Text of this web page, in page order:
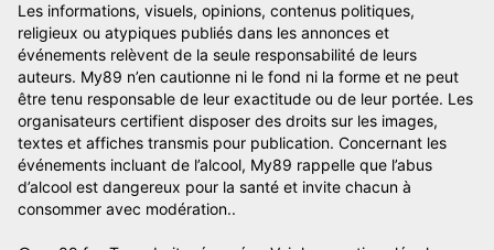
Les informations, visuels, opinions, contenus politiques,
religieux ou atypiques publiés dans les annonces et
événements relèvent de la seule responsabilité de leurs
auteurs. My89 n’en cautionne ni le fond ni la forme et ne peut
être tenu responsable de leur exactitude ou de leur portée. Les
organisateurs certifient disposer des droits sur les images,
textes et affiches transmis pour publication. Concernant les
événements incluant de l’alcool, My89 rappelle que l’abus
d’alcool est dangereux pour la santé et invite chacun à
consommer avec modération..